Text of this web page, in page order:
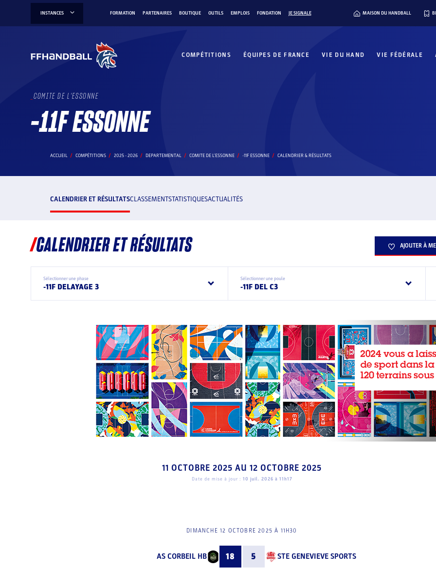
INSTANCES FORMATION PARTENAIRES BOUTIQUE OUTILS EMPLOIS FONDATION JE SIGNALE MAISON DU HANDBALL
COMPÉTITIONS ÉQUIPES DE FRANCE VIE DU HAND VIE FÉDÉRALE
COMITE DE L'ESSONNE
-11F ESSONNE
ACCUEIL COMPÉTITIONS 2025 - 2026 DEPARTEMENTAL COMITE DE L'ESSONNE -11F ESSONNE CALENDRIER & RÉSULTATS
CALENDRIER ET RÉSULTATSCLASSEMENTSTATISTIQUESACTUALITÉS
CALENDRIER ET RÉSULTATS AJOUTER À
Sélectionner une phase
-11F DELAYAGE 3
Sélectionner une poule
-11F DEL C3
11 OCTOBRE 2025 AU 12 OCTOBRE 2025
Date de mise à jour : 10 juil. 2026 à 11h17
DIMANCHE 12 OCTOBRE 2025 À 11H30
AS CORBEIL HB 18 5 STE GENEVIEVE SPORTS